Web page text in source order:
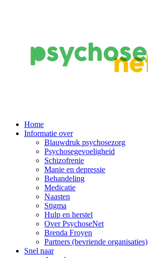
Main
Navigation
Home
Informatie over
Blauwdruk psychosezorg
Psychosegevoeligheid
Schizofrenie
Manie en depressie
Behandeling
Medicatie
Naasten
Stigma
Hulp en herstel
Over PsychoseNet
Brenda Froyen
Partners (bevriende organisaties)
Snel naar